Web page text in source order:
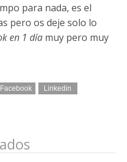
para nada, es el
pero os deje solo lo
en 1 día muy pero muy
Facebook Linkedin